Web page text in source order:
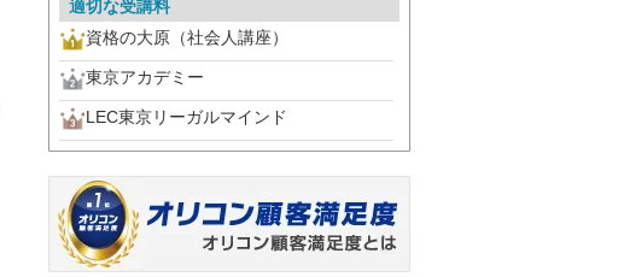
適切な受講料
資格の大原（社会人講座）
東京アカデミー
LEC東京リーガルマインド